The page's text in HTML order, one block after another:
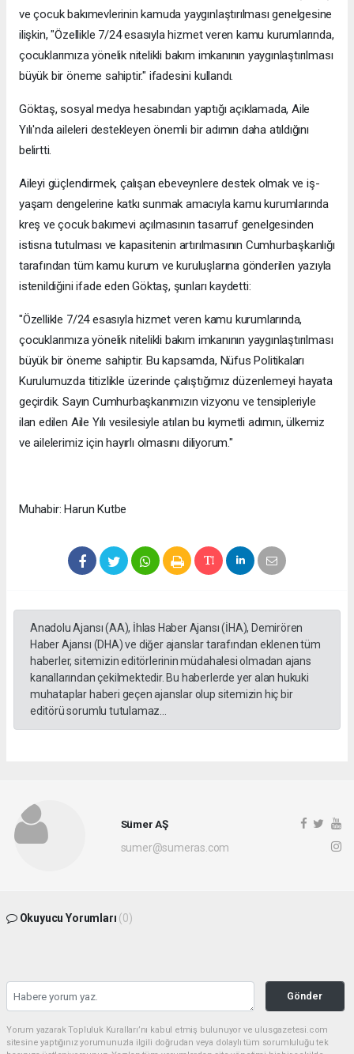
ve çocuk bakımevlerinin kamuda yaygınlaştırılması genelgesine
ilişkin, "Özellikle 7/24 esasıyla hizmet veren kamu kurumlarında,
çocuklarımıza yönelik nitelikli bakım imkanının yaygınlaştırılması
büyük bir öneme sahiptir." ifadesini kullandı.
Göktaş, sosyal medya hesabından yaptığı açıklamada, Aile
Yılı'nda aileleri destekleyen önemli bir adımın daha atıldığını
belirtti.
Aileyi güçlendirmek, çalışan ebeveynlere destek olmak ve iş-
yaşam dengelerine katkı sunmak amacıyla kamu kurumlarında
kreş ve çocuk bakımevi açılmasının tasarruf genelgesinden
istisna tutulması ve kapasitenin artırılmasının Cumhurbaşkanlığı
tarafından tüm kamu kurum ve kuruluşlarına gönderilen yazıyla
istenildiğini ifade eden Göktaş, şunları kaydetti:
"Özellikle 7/24 esasıyla hizmet veren kamu kurumlarında,
çocuklarımıza yönelik nitelikli bakım imkanının yaygınlaştırılması
büyük bir öneme sahiptir. Bu kapsamda, Nüfus Politikaları
Kurulumuzda titizlikle üzerinde çalıştığımız düzenlemeyi hayata
geçirdik. Sayın Cumhurbaşkanımızın vizyonu ve tensipleriyle
ilan edilen Aile Yılı vesilesiyle atılan bu kıymetli adımın, ülkemiz
ve ailelerimiz için hayırlı olmasını diliyorum."
Muhabir: Harun Kutbe
Anadolu Ajansı (AA), İhlas Haber Ajansı (İHA), Demirören
Haber Ajansı (DHA) ve diğer ajanslar tarafından eklenen tüm
haberler, sitemizin editörlerinin müdahalesi olmadan ajans
kanallarından çekilmektedir. Bu haberlerde yer alan hukuki
muhataplar haberi geçen ajanslar olup sitemizin hiç bir
editörü sorumlu tutulamaz...
Sümer AŞ
sumer@sumeras.com
Okuyucu Yorumları (0)
Gönder
Yorum yazarak Topluluk Kuralları’nı kabul etmiş bulunuyor ve ulusgazetesi.com
sitesine yaptığınız yorumunuzla ilgili doğrudan veya dolaylı tüm sorumluluğu tek